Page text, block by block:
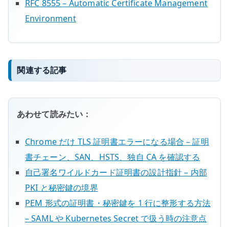
RFC 8555 – Automatic Certificate Management
Environment
関連する記事
あわせて読みたい：
Chrome だけ TLS 証明書エラーになる場合 – 証明
書チェーン、SAN、HSTS、独自 CA を確認する
自己署名ワイルドカード証明書の設計指針 – 内部
PKI と秘密鍵の境界
PEM 形式の証明書・秘密鍵を 1 行に整形する方法
– SAML や Kubernetes Secret で扱う時の注意点